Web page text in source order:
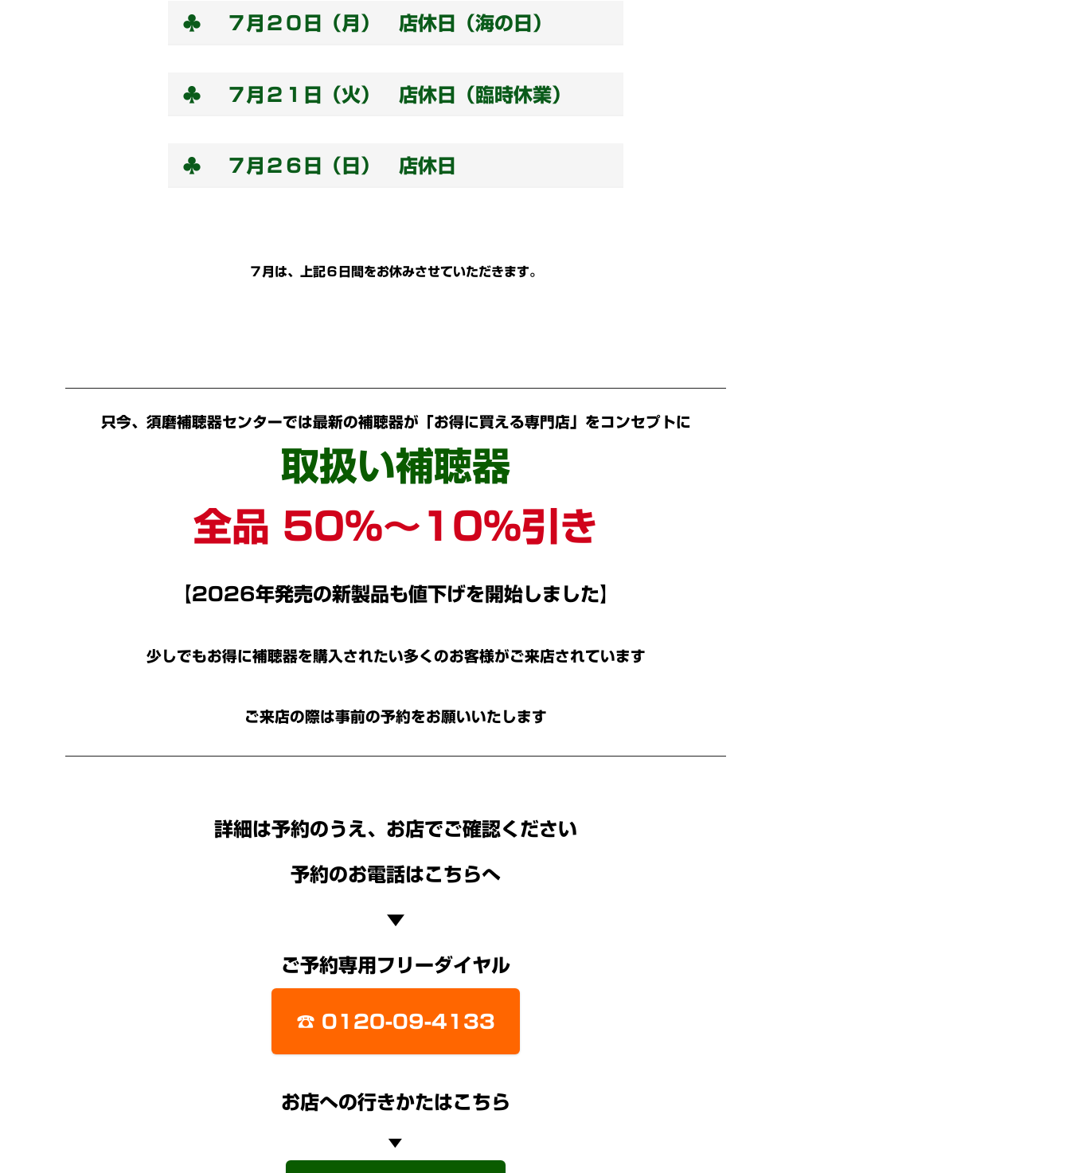
♣ ７月２０日（月） 店休日（海の日）
♣ ７月２１日（火） 店休日（臨時休業）
♣ ７月２６日（日） 店休日
７月は、上記６日間をお休みさせていただきます。
只今、須磨補聴器センターでは最新の補聴器が「お得に買える専門店」をコンセプトに
取扱い補聴器
全品 50％～10％引き
【2026年発売の新製品も値下げを開始しました】
少しでもお得に補聴器を購入されたい多くのお客様がご来店されています
ご来店の際は事前の予約をお願いいたします
詳細は予約のうえ、お店でご確認ください
予約のお電話はこちらへ
▼
ご予約専用フリーダイヤル
☎ 0120-09-4133
お店への行きかたはこちら
▼